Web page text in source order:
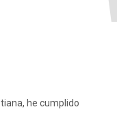
he cumplido